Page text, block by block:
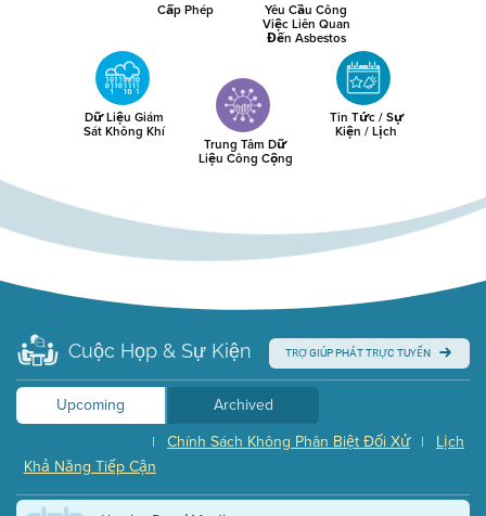
Cấp Phép Yêu Cầu Công
Việc Liên Quan
Đến Asbestos
Dữ Liệu Giám
Sát Không Khí
Trung Tâm Dữ
Liệu Công Cộng
Tin Tức / Sự
Kiện / Lịch
Cuộc Họp & Sự Kiện TRỢ GIÚP PHÁT TRỰC TUYẾN
Upcoming
Archived
Lịch
|
Chính Sách Không Phân Biệt Đối Xử
|
Khả Năng Tiếp Cận